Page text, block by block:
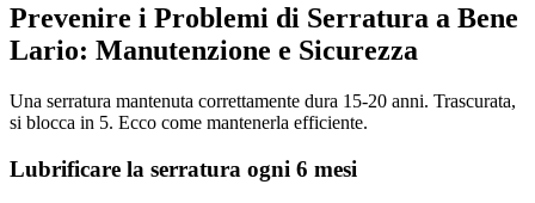
Prevenire i Problemi di Serratura a Bene
Lario: Manutenzione e Sicurezza
Una serratura mantenuta correttamente dura 15-20 anni. Trascurata,
si blocca in 5. Ecco come mantenerla efficiente.
Lubrificare la serratura ogni 6 mesi